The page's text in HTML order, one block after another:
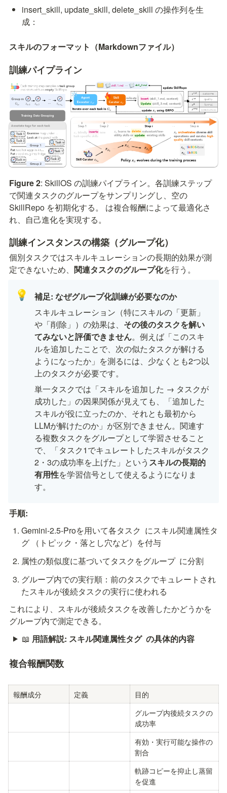
insert_skill, update_skill, delete_skill の操作列を生
成：
スキルのフォーマット（Markdownファイル）
訓練パイプライン
Figure 2: SkillOS の訓練パイプライン。各訓練ステップ
で関連タスクのグループをサンプリングし、空の
SkillRepo を初期化する。
は複合報酬によって最適化さ
れ、自己進化を実現する。
訓練インスタンスの構築（グループ化）
個別タスクではスキルキュレーションの長期的効果が測
定できないため、 関連タスクのグループ化を行う。
💡
補足: なぜグループ化訓練が必要なのか
スキルキュレーション（特にスキルの「更新」
や「削除」）の効果は、 その後のタスクを解い
てみないと評価できません。例えば「このスキ
ルを追加したことで、次の似たタスクが解ける
ようになったか」を測るには、少なくとも2つ以
上のタスクが必要です。
単一タスクでは「スキルを追加した → タスクが
成功した」の因果関係が見えても、「追加した
スキルが役に立ったのか、それとも最初から
LLMが解けたのか」が区別できません。関連す
る複数タスクをグループとして学習させること
で、「タスク1でキュレートしたスキルがタスク
2・3の成功率を上げた」という スキルの長期的
有用性を学習信号として使えるようになりま
す。
手順:
Gemini-2.5-Proを用いて各タスク にスキル関連属性タ
グ
（トピック・落とし穴など）を付与
属性の類似度に基づいてタスクをグループ に分割
グループ内での実行順：前のタスクでキュレートされ
たスキルが後続タスクの実行に使われる
これにより、スキルが後続タスクを改善したかどうかを
グループ内で測定できる。
📖 用語解説: スキル関連属性タグ の具体的内容
複合報酬関数
報酬成分 定義
目的
グループ内後続タスクの
成功率
有効・実行可能な操作の
割合
軌跡コピーを抑止し蒸留
を促進